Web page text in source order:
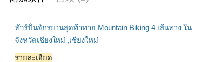
ทัวร์ปั่นจักรยานสุดท้าทาย Mountain Biking 4 เส้นทาง ใน
จังหวัดเชียงใหม่ ,เชียงใหม่
รายละเอียด